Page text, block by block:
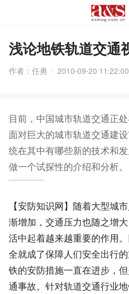
浅论地铁轨道交通
作者：任勇 2010-09-20 11:22:00
目前，中国城市轨道交通正处
面对巨大的城市轨道交通建
统在其中有哪些新的技术和
做一个试探性的介绍和分析。
【安防知识网】随着大型城
渐增加，交通压力也随之增
活中起着越来越重要的作用
全就成了保障人们安全出行
铁的安防措施一直在进步，
通事故。针对轨道交通行业